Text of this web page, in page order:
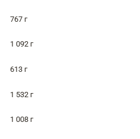
767 г
1 092 г
613 г
1 532 г
1 008 г